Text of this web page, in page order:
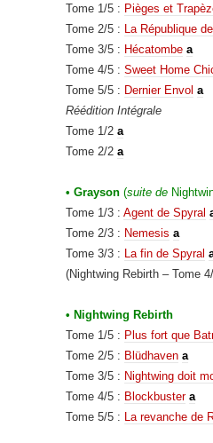
Tome 1/5 : Pièges et
Tome 2/5 : La République
Tome 3/5 : Hécatombe a
Tome 4/5 : Sweet Home
Tome 5/5 : Dernier Envol a
Réédition Intégrale
Tome 1/2 a
Tome 2/2 a
• Grayson (suite de
Tome 1/3 : Agent de Spyral
Tome 2/3 : Nemesis a
Tome 3/3 : La fin de Spyral
(Nightwing Rebirth – Tome
• Nightwing Rebirth
Tome 1/5 : Plus fort que
Tome 2/5 : Blüdhaven a
Tome 3/5 : Nightwing doit
Tome 4/5 : Blockbuster a
Tome 5/5 : La revanche de